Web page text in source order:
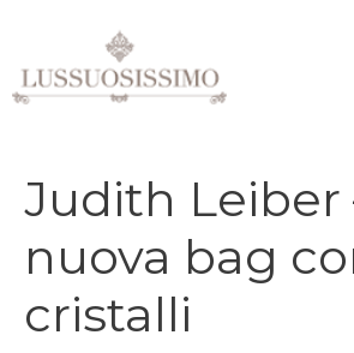
contenuto
Judith Leiber
nuova bag
cristalli